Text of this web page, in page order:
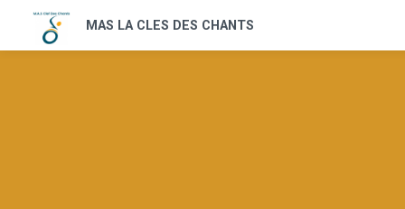
MAS LA CLES DES CHANTS